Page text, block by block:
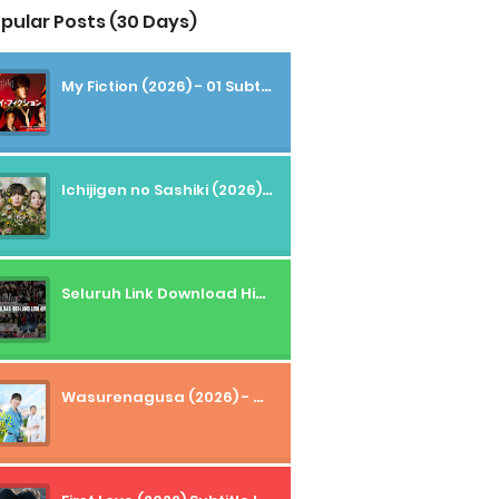
Posts (30 Days)
My Fiction (2026) - 01 Subtitle Indonesia
Ichijigen no Sashiki (2026) - 01 Subtitle Indonesia
Seluruh Link Download High And Low Subtitle Indonesia
Wasurenagusa (2026) - 01+02 Subtitle Indonesia